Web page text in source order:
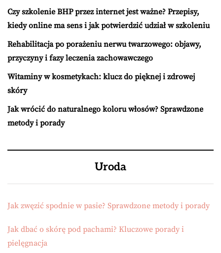
Czy szkolenie BHP przez internet jest ważne? Przepisy,
kiedy online ma sens i jak potwierdzić udział w szkoleniu
Rehabilitacja po porażeniu nerwu twarzowego: objawy,
przyczyny i fazy leczenia zachowawczego
Witaminy w kosmetykach: klucz do pięknej i zdrowej
skóry
Jak wrócić do naturalnego koloru włosów? Sprawdzone
metody i porady
Uroda
Jak zwęzić spodnie w pasie? Sprawdzone metody i porady
Jak dbać o skórę pod pachami? Kluczowe porady i
pielęgnacja